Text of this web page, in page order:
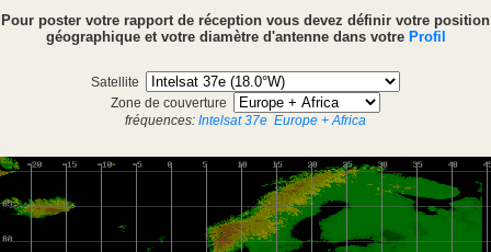
Pour poster votre rapport de réception vous devez définir votre position
géographique et votre diamètre d'antenne dans votre Profil
Satellite
Zone de couverture
fréquences: Intelsat 37e Europe + Africa